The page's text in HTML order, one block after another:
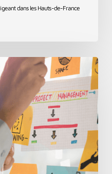
dans les Hauts-de-France